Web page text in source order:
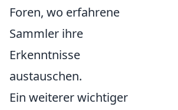
Foren, wo erfahrene
Sammler ihre
Erkenntnisse
austauschen.
Ein weiterer wichtiger